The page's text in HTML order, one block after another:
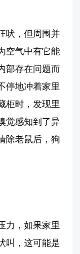
吠，但周围并
空气中有它能
部存在问题而
停地冲着家里
柜时，发现里
觉感知到了异
除老鼠后，狗
力，如果家里
叫，这可能是